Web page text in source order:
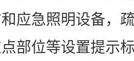
应急照明设备，
部位等设置提示